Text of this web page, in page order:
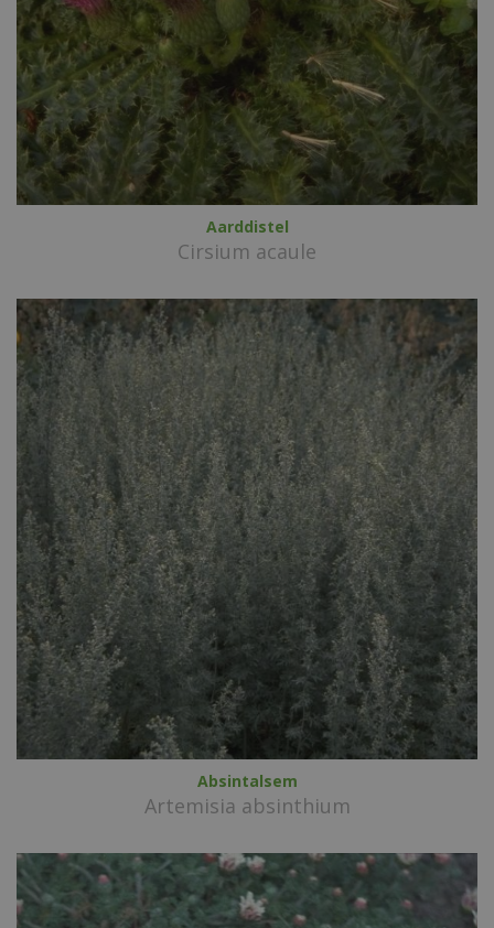
Aarddistel
Cirsium acaule
Absintalsem
Artemisia absinthium